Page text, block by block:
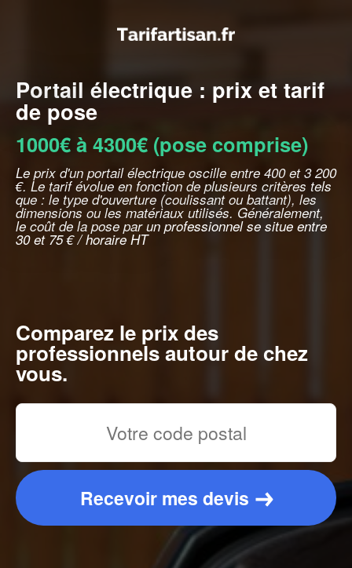
Portail électrique : prix et tarif
de pose
1000€ à 4300€ (pose comprise)
Le prix d'un portail électrique oscille entre 400 et 3 200
€. Le tarif évolue en fonction de plusieurs critères tels
que : le type d'ouverture (coulissant ou battant), les
dimensions ou les matériaux utilisés. Généralement,
le coût de la pose par un professionnel se situe entre
30 et 75 € / horaire HT
Comparez le prix des
professionnels autour de chez
vous.
Recevoir mes devis